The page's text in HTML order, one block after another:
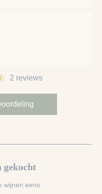
2 reviews
gekocht
wijnen eens